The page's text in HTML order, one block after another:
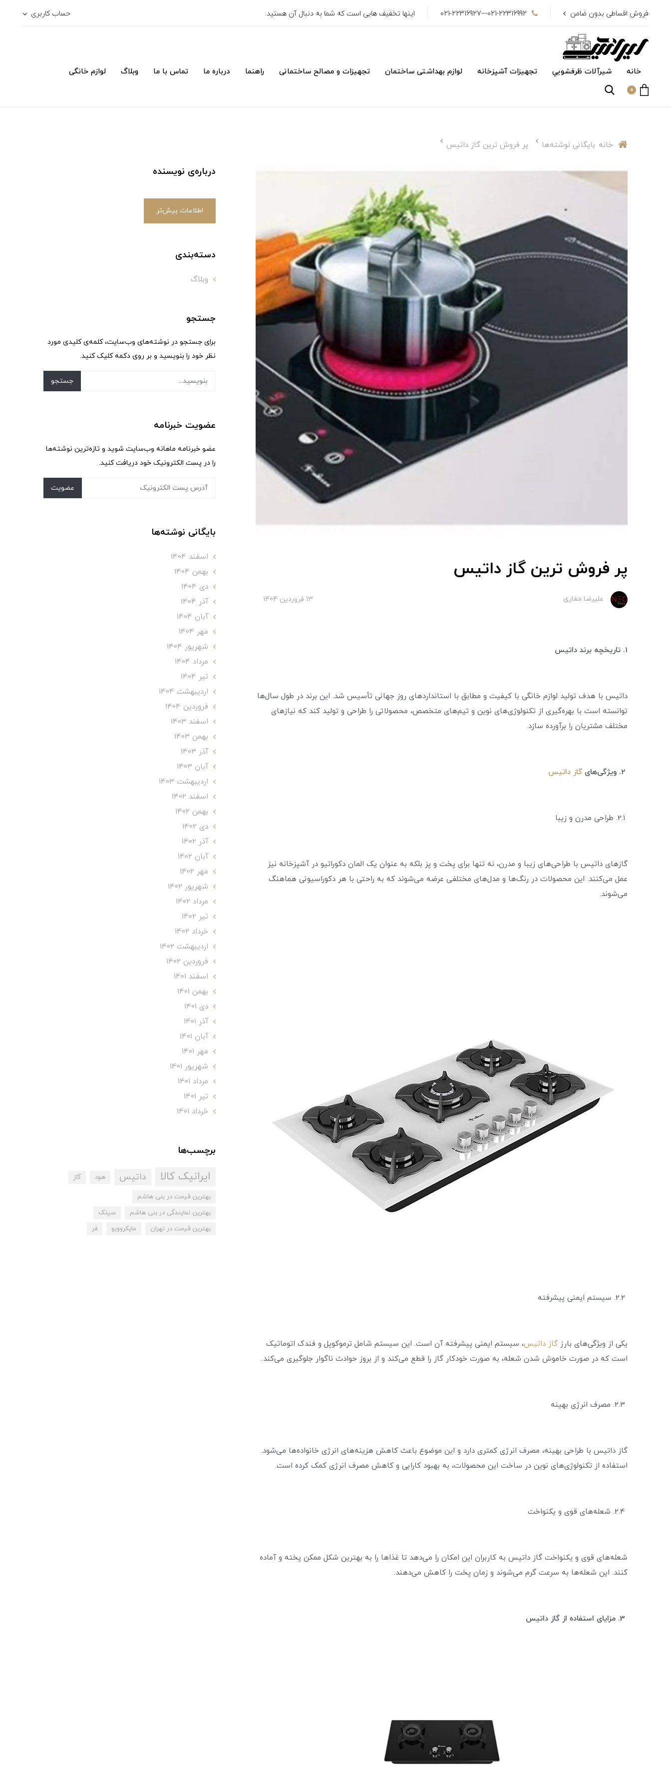
فروش اقساطی بدون ضامن 021-22316992---021-22316927 اینها تخفیف هایی است که شما به دنبال آن هستید. حساب کاربری
خانه شیرآلات ظرفشويي تجهیزات آشپزخانه لوازم بهداشتی ساختمان تجهیزات و مصالح ساختمانی راهنما درباره ما تماس با ما وبلاگ لوازم خانگی
0
خانه بایگانی نوشته‌ها پر فروش ترین گاز داتیس
پر فروش ترین گاز داتیس
علیرضا مغاری 13 فروردین 1404
1. تاریخچه برند داتیس
داتیس با هدف تولید لوازم خانگی با کیفیت و مطابق با استانداردهای روز جهانی تأسیس شد. این برند در طول سال‌ها
توانسته است با بهره‌گیری از تکنولوژی‌های نوین و تیم‌های متخصص، محصولاتی را طراحی و تولید کند که نیازهای
مختلف مشتریان را برآورده سازد.
گاز داتیس
گازهای داتیس با طراحی‌های زیبا و مدرن، نه تنها برای پخت و پز بلکه به عنوان یک المان دکوراتیو در آشپزخانه نیز
عمل می‌کنند. این محصولات در رنگ‌ها و مدل‌های مختلفی عرضه می‌شوند که به راحتی با هر دکوراسیونی هماهنگ
می‌شوند.
یکی از ویژگی‌های بارز گاز داتیس، سیستم ایمنی پیشرفته آن است. این سیستم شامل ترموکوپل و فندک اتوماتیک
است که در صورت خاموش شدن شعله، به صورت خودکار گاز را قطع می‌کند و از بروز حوادث ناگوار جلوگیری می‌کند.
گاز داتیس با طراحی بهینه، مصرف انرژی کمتری دارد و این موضوع باعث کاهش هزینه‌های انرژی خانواده‌ها می‌شود.
استفاده از تکنولوژی‌های نوین در ساخت این محصولات، به بهبود کارایی و کاهش مصرف انرژی کمک کرده است.
شعله‌های قوی و یکنواخت گاز داتیس به کاربران این امکان را می‌دهد تا غذاها را به بهترین شکل ممکن پخته و آماده
کنند. این شعله‌ها به سرعت گرم می‌شوند و زمان پخت را کاهش می‌دهند.
درباره‌ی نویسنده
اطلاعات بیش‌تر
دسته‌بندی
وبلاگ
جستجو
برای جستجو در نوشته‌های وب‌سایت، کلمه‌ی کلیدی مورد
نظر خود را بنویسید و بر روی دکمه کلیک کنید.
جستجو
عضویت خبرنامه
عضو خبرنامه ماهانه وب‌سایت شوید و تازه‌ترین نوشته‌ها
را در پست الکترونیک خود دریافت کنید.
عضویت
بایگانی نوشته‌ها
اسفند 1404
بهمن 1404
دی 1404
آذر 1404
آبان 1404
مهر 1404
شهریور 1404
مرداد 1404
تير 1404
ارديبهشت 1404
فروردین 1404
اسفند 1403
بهمن 1403
آذر 1403
آبان 1403
ارديبهشت 1403
اسفند 1402
بهمن 1402
دی 1402
آذر 1402
آبان 1402
مهر 1402
شهریور 1402
مرداد 1402
تير 1402
خرداد 1402
ارديبهشت 1402
فروردین 1402
اسفند 1401
بهمن 1401
دی 1401
آذر 1401
آبان 1401
مهر 1401
شهریور 1401
مرداد 1401
تير 1401
خرداد 1401
برچسب‌ها
ایرانیک کالا داتیس هود گاز
بهترین قیمت در بنی هاشم
بهترین نمایندگی در بنی هاشم
سینک
بهترین قیمت در تهران
مایکروویو فر